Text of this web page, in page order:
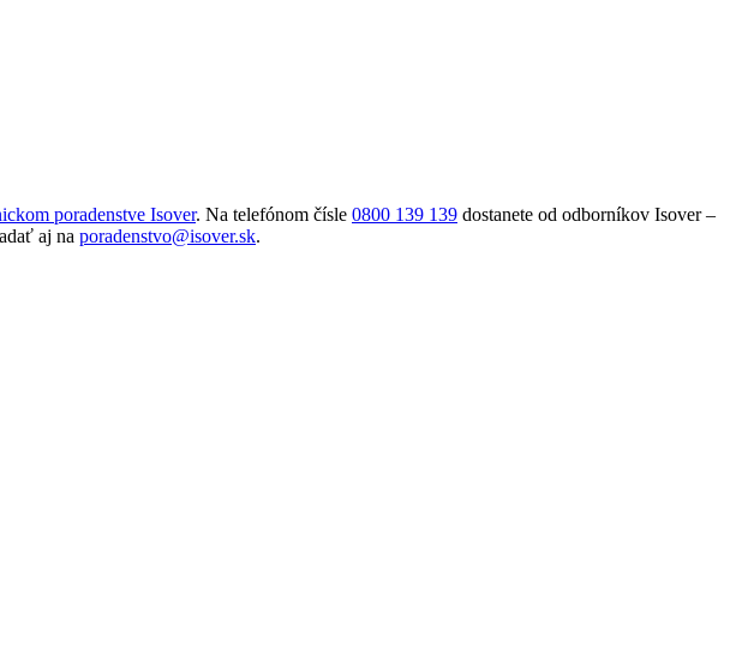
poradenstve Isover. Na telefónom čísle 0800 139 139 dostanete od odborníkov Isover –
aj na poradenstvo@isover.sk.